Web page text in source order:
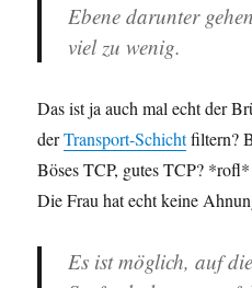
Ebene darunter
viel zu wenig.
Das ist ja auch mal echt der
derTransport-Schichtfiltern?
Böses TCP, gutes TCP? *rofl*
Die Frau hat echt keine
Es ist möglich, auf